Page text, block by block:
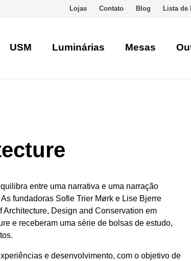
Lojas Contato Blog Lista de
USM Luminárias Mesas
entre uma narrativa e uma narração
fundadoras Sofie Trier Mørk e Lise Bjerre
Design and Conservation em
e receberam uma série de bolsas de estudo,
e desenvolvimento, com o objetivo de